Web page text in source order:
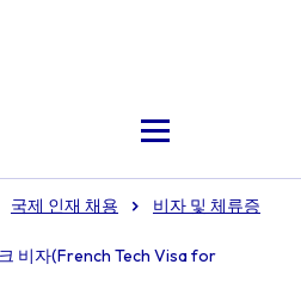
국제 인재 채용
비자 및 체류증
비자(French Tech Visa for